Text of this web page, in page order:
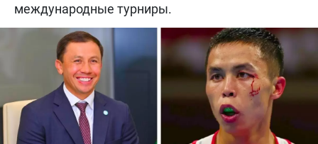
международные турниры.